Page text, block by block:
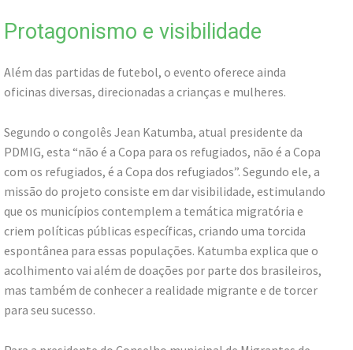
Protagonismo e visibilidade
Além das partidas de futebol, o evento oferece ainda
oficinas diversas, direcionadas a crianças e mulheres.
Segundo o congolês Jean Katumba, atual presidente da
PDMIG, esta “não é a Copa para os refugiados, não é a Copa
com os refugiados, é a Copa dos refugiados”. Segundo ele, a
missão do projeto consiste em dar visibilidade, estimulando
que os municípios contemplem a temática migratória e
criem políticas públicas específicas, criando uma torcida
espontânea para essas populações. Katumba explica que o
acolhimento vai além de doações por parte dos brasileiros,
mas também de conhecer a realidade migrante e de torcer
para seu sucesso.